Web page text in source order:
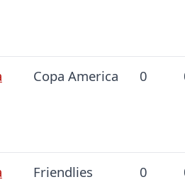
Copa America 0
Friendlies 0